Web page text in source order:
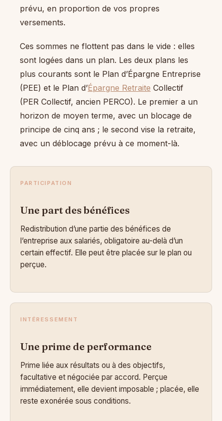
prévu, en proportion de vos propres
versements.
Ces sommes ne flottent pas dans le vide : elles
sont logées dans un plan. Les deux plans les
plus courants sont le Plan d’Épargne Entreprise
(PEE) et le Plan d’Épargne Retraite Collectif
(PER Collectif, ancien PERCO). Le premier a un
horizon de moyen terme, avec un blocage de
principe de cinq ans ; le second vise la retraite,
avec un déblocage prévu à ce moment-là.
PARTICIPATION
Une part des bénéfices
Redistribution d’une partie des bénéfices de
l’entreprise aux salariés, obligatoire au-delà d’un
certain effectif. Elle peut être placée sur le plan ou
perçue.
INTÉRESSEMENT
Une prime de performance
Prime liée aux résultats ou à des objectifs,
facultative et négociée par accord. Perçue
immédiatement, elle devient imposable ; placée, elle
reste exonérée sous conditions.